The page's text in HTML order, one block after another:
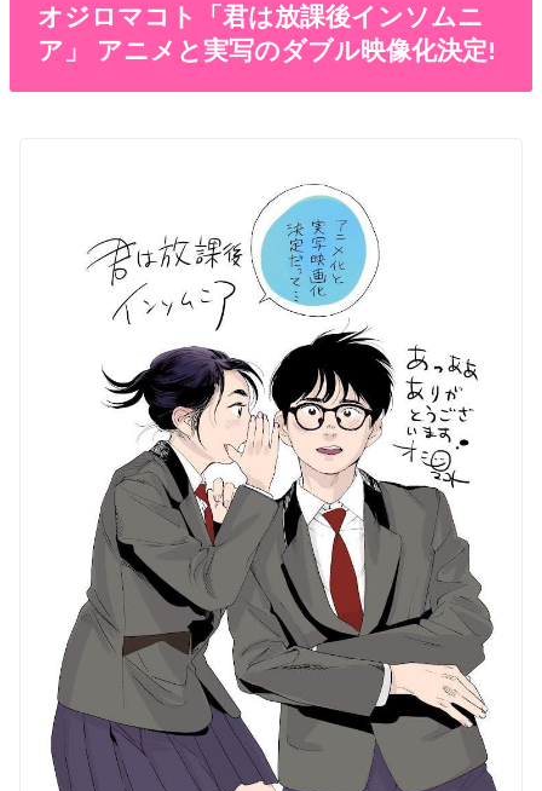
オジロマコト「君は放課後インソムニ
ア」 アニメと実写のダブル映像化決定!